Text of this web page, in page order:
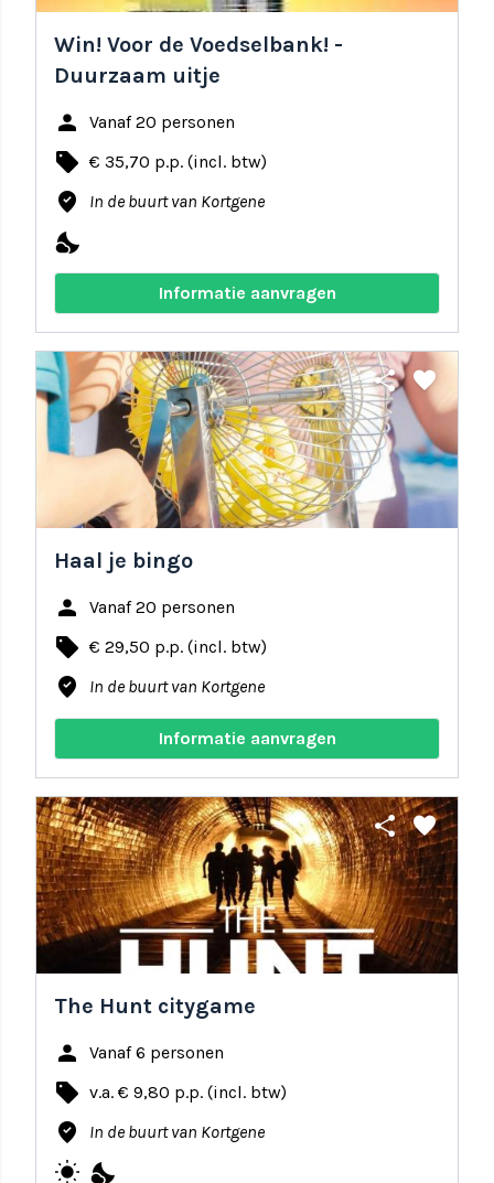
Win! Voor de Voedselbank! -
Duurzaam uitje
person Vanaf 20 personen
local_offer € 35,70 p.p. (incl. btw)
where_to_vote In de buurt van Kortgene
nights_stay
Informatie aanvragen
share favorite
Haal je bingo
person Vanaf 20 personen
local_offer € 29,50 p.p. (incl. btw)
where_to_vote In de buurt van Kortgene
Informatie aanvragen
share favorite
The Hunt citygame
person Vanaf 6 personen
local_offer v.a. € 9,80 p.p. (incl. btw)
where_to_vote In de buurt van Kortgene
wb_sunny nights_stay